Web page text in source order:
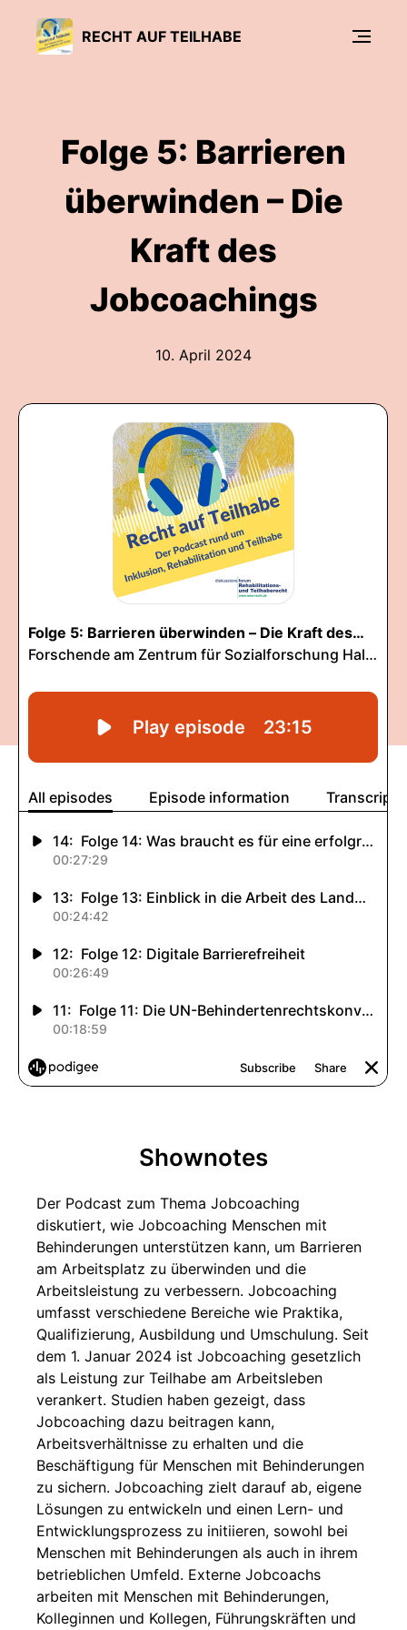
RECHT AUF TEILHABE
Folge 5: Barrieren
überwinden – Die
Kraft des
Jobcoachings
10. April 2024
Shownotes
Der Podcast zum Thema Jobcoaching
diskutiert, wie Jobcoaching Menschen mit
Behinderungen unterstützen kann, um Barrieren
am Arbeitsplatz zu überwinden und die
Arbeitsleistung zu verbessern. Jobcoaching
umfasst verschiedene Bereiche wie Praktika,
Qualifizierung, Ausbildung und Umschulung. Seit
dem 1. Januar 2024 ist Jobcoaching gesetzlich
als Leistung zur Teilhabe am Arbeitsleben
verankert. Studien haben gezeigt, dass
Jobcoaching dazu beitragen kann,
Arbeitsverhältnisse zu erhalten und die
Beschäftigung für Menschen mit Behinderungen
zu sichern. Jobcoaching zielt darauf ab, eigene
Lösungen zu entwickeln und einen Lern- und
Entwicklungsprozess zu initiieren, sowohl bei
Menschen mit Behinderungen als auch in ihrem
betrieblichen Umfeld. Externe Jobcoachs
arbeiten mit Menschen mit Behinderungen,
Kolleginnen und Kollegen, Führungskräften und